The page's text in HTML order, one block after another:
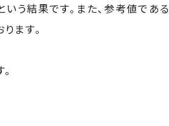
う結果です。また、参考値である
ます。